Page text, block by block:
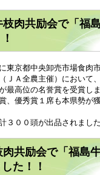
肉共励会で「福
東京都中央卸売市場食肉
ＪＡ全農主催）において
最高位の名誉賞を受賞しま
、優秀賞１席も本県勢が
００頭が出品されました
共励会で「福島
た！！